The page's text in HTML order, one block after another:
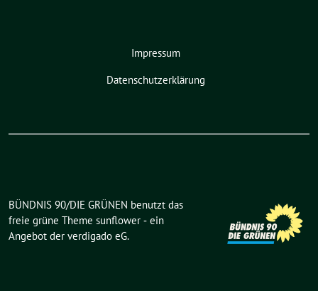
Impressum
Datenschutzerklärung
BÜNDNIS 90/DIE GRÜNEN benutzt das
freie grüne Theme sunflower ‐ ein
Angebot der verdigado eG.